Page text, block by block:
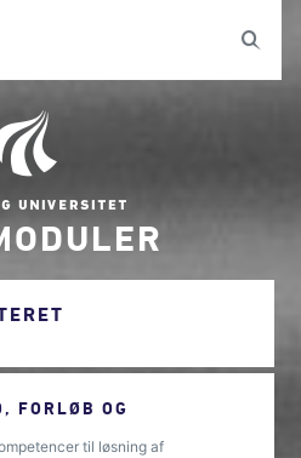
FORLØB OG
til løsning af